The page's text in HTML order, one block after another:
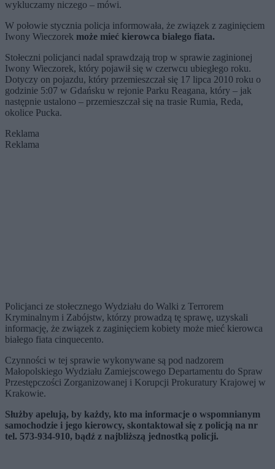
wykluczamy niczego – mówi.
W połowie stycznia policja informowała, że związek z zaginięciem
Iwony Wieczorek może mieć kierowca białego fiata.
Stołeczni policjanci nadal sprawdzają trop w sprawie zaginionej
Iwony Wieczorek, który pojawił się w czerwcu ubiegłego roku.
Dotyczy on pojazdu, który przemieszczał się 17 lipca 2010 roku o
godzinie 5:07 w Gdańsku w rejonie Parku Reagana, który – jak
następnie ustalono – przemieszczał się na trasie Rumia, Reda,
okolice Pucka.
Reklama
Reklama
Policjanci ze stołecznego Wydziału do Walki z Terrorem
Kryminalnym i Zabójstw, którzy prowadzą tę sprawę, uzyskali
informację, że związek z zaginięciem kobiety może mieć kierowca
białego fiata cinquecento.
Czynności w tej sprawie wykonywane są pod nadzorem
Małopolskiego Wydziału Zamiejscowego Departamentu do Spraw
Przestępczości Zorganizowanej i Korupcji Prokuratury Krajowej w
Krakowie.
Służby apelują, by każdy, kto ma informacje o wspomnianym
samochodzie i jego kierowcy, skontaktował się z policją na nr
tel. 573-934-910, bądź z najbliższą jednostką policji.